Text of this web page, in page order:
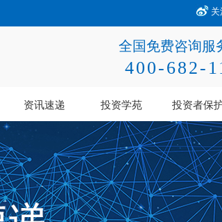
全国免费咨询服
400-682-
资讯速递 投资学苑 投资者保